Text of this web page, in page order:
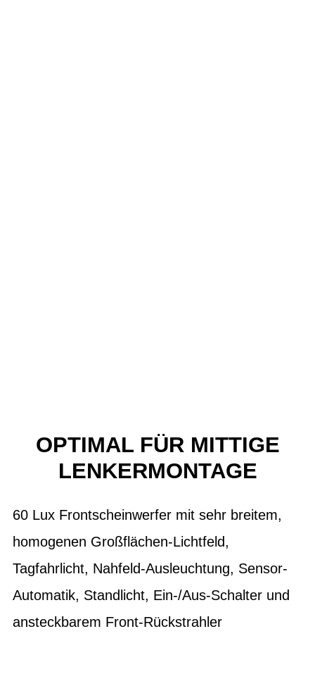
OPTIMAL FÜR MITTIGE
LENKERMONTAGE
60 Lux Frontscheinwerfer mit sehr breitem,
homogenen Großflächen-Lichtfeld,
Tagfahrlicht, Nahfeld-Ausleuchtung, Sensor-
Automatik, Standlicht, Ein-/Aus-Schalter und
ansteckbarem Front-Rückstrahler